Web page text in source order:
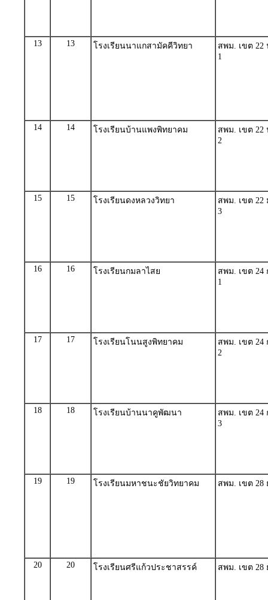
13 13 โรงเรียนนาแกสามัคคีวิทยา
สพม. เขต
1
14 14 โรงเรียนบ้านแพงพิทยาคม
สพม. เขต
2
15 15 โรงเรียนดงหลวงวิทยา
สพม. เขต 22
3
16 16 โรงเรียนกมลาไสย
สพม. เขต
1
17 17 โรงเรียนโนนสูงพิทยาคม
สพม. เขต
2
18 18 โรงเรียนบ้านนาคูพัฒนา
สพม. เขต
3
19 19 โรงเรียนมหาชนะชัยวิทยาคม สพม. เขต 28
20 20 โรงเรียนศรีแก้วประชาสรรค์ สพม. เขต 28